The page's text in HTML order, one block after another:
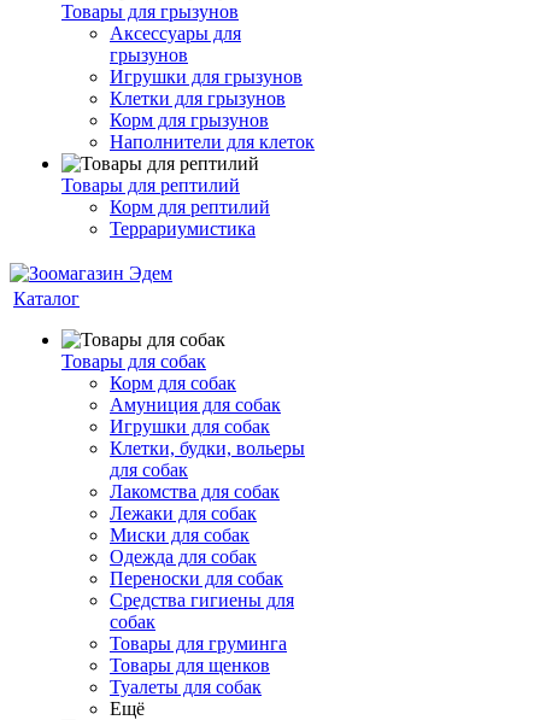
Товары для грызунов
Аксессуары для
грызунов
Игрушки для грызунов
Клетки для грызунов
Корм для грызунов
Наполнители для клеток
Товары для рептилий
Корм для рептилий
Террариумистика
Каталог
Товары для собак
Корм для собак
Амуниция для собак
Игрушки для собак
Клетки, будки, вольеры
для собак
Лакомства для собак
Лежаки для собак
Миски для собак
Одежда для собак
Переноски для собак
Средства гигиены для
собак
Товары для груминга
Товары для щенков
Туалеты для собак
Ещё